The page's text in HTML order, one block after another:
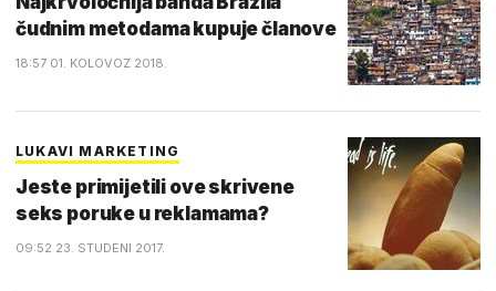
čudnim metodama kupuje članove
18:57 01. KOLOVOZ 2018.
LUKAVI MARKETING
Jeste primijetili ove skrivene
seks poruke u reklamama?
09:52 23. STUDENI 2017.